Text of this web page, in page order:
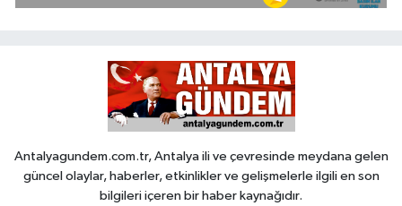
Antalyagundem.com.tr, Antalya ili ve çevresinde meydana gelen
güncel olaylar, haberler, etkinlikler ve gelişmelerle ilgili en son
bilgileri içeren bir haber kaynağıdır.